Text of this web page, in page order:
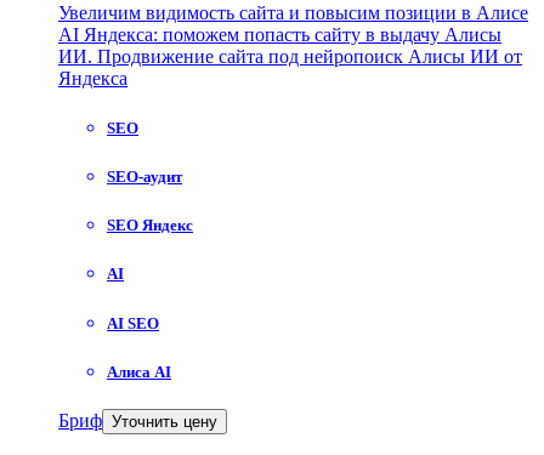
Увеличим видимость сайта и повысим позиции в Алисе
AI Яндекса: поможем попасть сайту в выдачу Алисы
ИИ. Продвижение сайта под нейропоиск Алисы ИИ от
Яндекса
SEO
SEO-аудит
SEO Яндекс
AI
AI SEO
Алиса AI
Бриф Уточнить цену